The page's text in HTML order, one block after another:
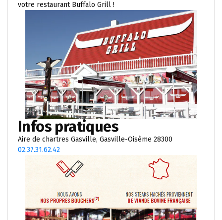
votre restaurant Buffalo Grill !
Infos pratiques
Aire de chartres Gasville, Gasville-Oisème 28300
02.37.31.62.42